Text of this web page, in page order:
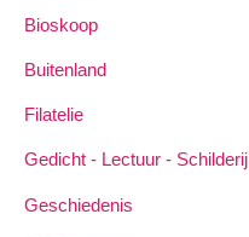
Bioskoop
Buitenland
Filatelie
Gedicht - Lectuur - Schilderij
Geschiedenis